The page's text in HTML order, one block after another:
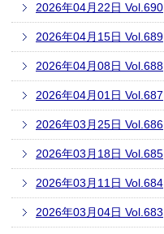
2026年04月22日 Vol.690
2026年04月15日 Vol.689
2026年04月08日 Vol.688
2026年04月01日 Vol.687
2026年03月25日 Vol.686
2026年03月18日 Vol.685
2026年03月11日 Vol.684
2026年03月04日 Vol.683